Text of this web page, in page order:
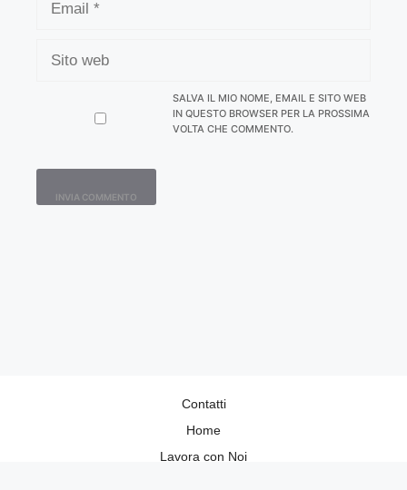
WEB
SALVA IL MIO NOME, EMAIL E SITO WEB
IN QUESTO BROWSER PER LA PROSSIMA
VOLTA CHE COMMENTO.
Contatti
Home
Lavora con Noi